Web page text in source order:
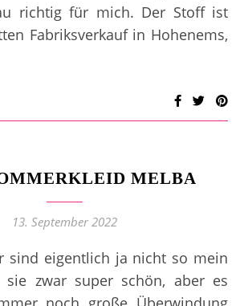
richtig für mich. Der Stoff ist
Fabriksverkauf in Hohenems,
MELBA
13. September 2022
zwar super schön, aber es